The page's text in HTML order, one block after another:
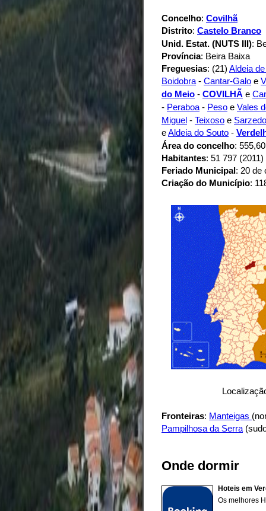
Concelho: Covilhã
Distrito: Castelo Branco
Unid. Estat. (NUTS III):
Província: Beira Baixa
Freguesias: (21) Aldeia
Boidobra - Cantar-Galo e
do Meio - COVILHÃ e
- Peraboa - Peso e Vales
Miguel - Teixoso e Sarzedo
eAldeia do Souto -
Área do concelho:
Habitantes: 51 797 (2011)
Feriado Municipal: 20 de
Criação do Município:
Fronteiras: Manteigas
Pampilhosa da Serra
Onde dormir
Hoteis em
Os melhores